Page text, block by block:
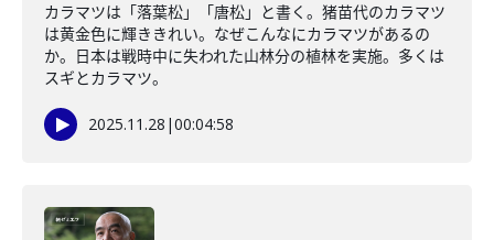
カラマツは「落葉松」「唐松」と書く。猪苗代のカラマツ
は黄金色に輝ききれい。なぜこんなにカラマツがあるの
か。日本は戦時中に失われた山林分の植林を実施。多くは
スギとカラマツ。
2025.11.28 |00:04:58